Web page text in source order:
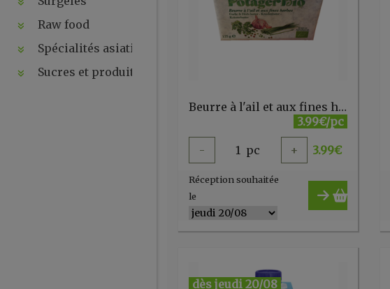
Raw food
Spécialités asiatiques
Sucres et produits de la ruche
Beurre à l'ail et aux fines herbes 125g
3.99€/pc
- 1 pc + 3.99€
Réception souhaitée
le
dès jeudi 20/08